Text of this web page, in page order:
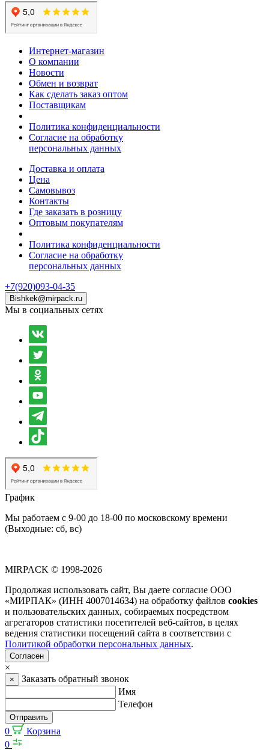
Интернет-магазин
О компании
Новости
Обмен и возврат
Как сделать заказ оптом
Поставщикам
Политика конфиденциальности
Согласие на обработку
персональных данных
Доставка и оплата
Цена
Самовывоз
Контакты
Где заказать в розницу
Оптовым покупателям
Политика конфиденциальности
Согласие на обработку
персональных данных
+7(920)093-04-35
Bishkek@mirpack.ru
Мы в социальных сетях
График
Мы работаем с 9-00 до 18-00 по московскому времени
(Выходные: сб, вс)
MIRPACK © 1998-2026
Продолжая использовать сайт, Вы даете согласие ООО
«МИРПАК» (ИНН 4007014634) на обработку файлов cookies
и пользовательских данных, собираемых посредством
агрегаторов статистики посетителей веб-сайтов, в целях
ведения статистики посещений сайта в соответствии с
Политикой обработки персональных данных.
Согласен
×
×
Заказать обратный звонок
Имя
Телефон
Отправить
0
Корзина
0